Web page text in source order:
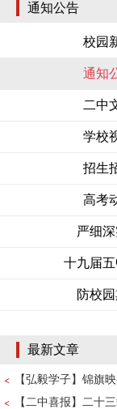
通知公告
校园
通知
二中
学校
招生
高考
严细
十九届
防校
最新文章
【弘毅学子】锦旗
【二中喜报】二十